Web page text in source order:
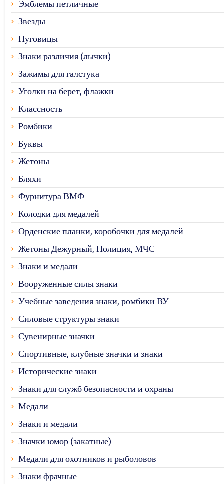
Эмблемы петличные
Звезды
Пуговицы
Знаки различия (лычки)
Зажимы для галстука
Уголки на берет, флажки
Классность
Ромбики
Буквы
Жетоны
Бляхи
Фурнитура ВМФ
Колодки для медалей
Орденские планки, коробочки для медалей
Жетоны Дежурный, Полиция, МЧС
Знаки и медали
Вооруженные силы знаки
Учебные заведения знаки, ромбики ВУ
Силовые структуры знаки
Сувенирные значки
Спортивные, клубные значки и знаки
Исторические знаки
Знаки для служб безопасности и охраны
Медали
Знаки и медали
Значки юмор (закатные)
Медали для охотников и рыболовов
Знаки фрачные